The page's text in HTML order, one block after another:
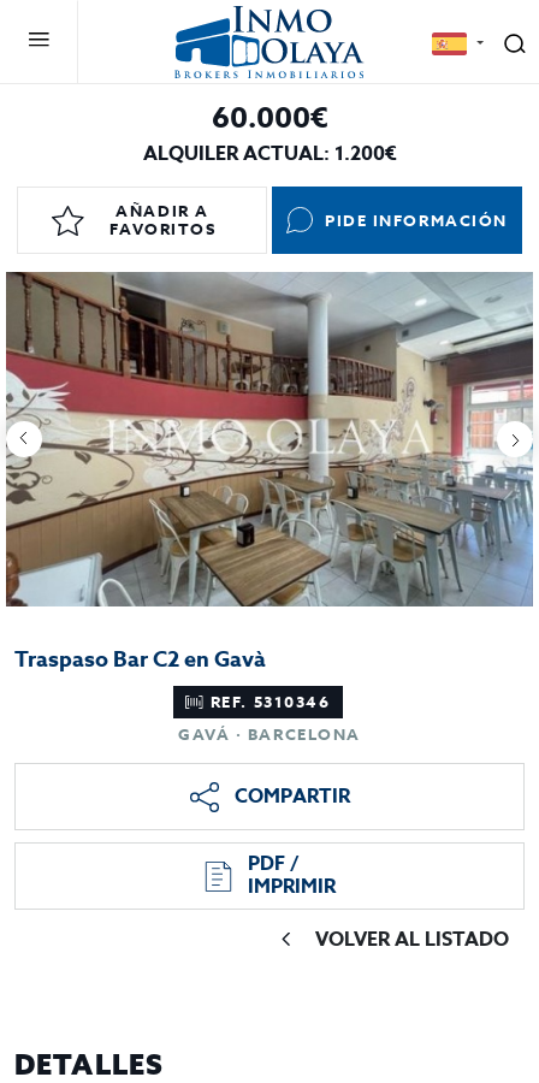
60.000€
ALQUILER ACTUAL: 1.200€
AÑADIR A
FAVORITOS
PIDE INFORMACIÓN
Traspaso Bar C2 en Gavà
REF. 5310346
GAVÁ · BARCELONA
COMPARTIR
PDF /
IMPRIMIR
VOLVER AL LISTADO
DETALLES